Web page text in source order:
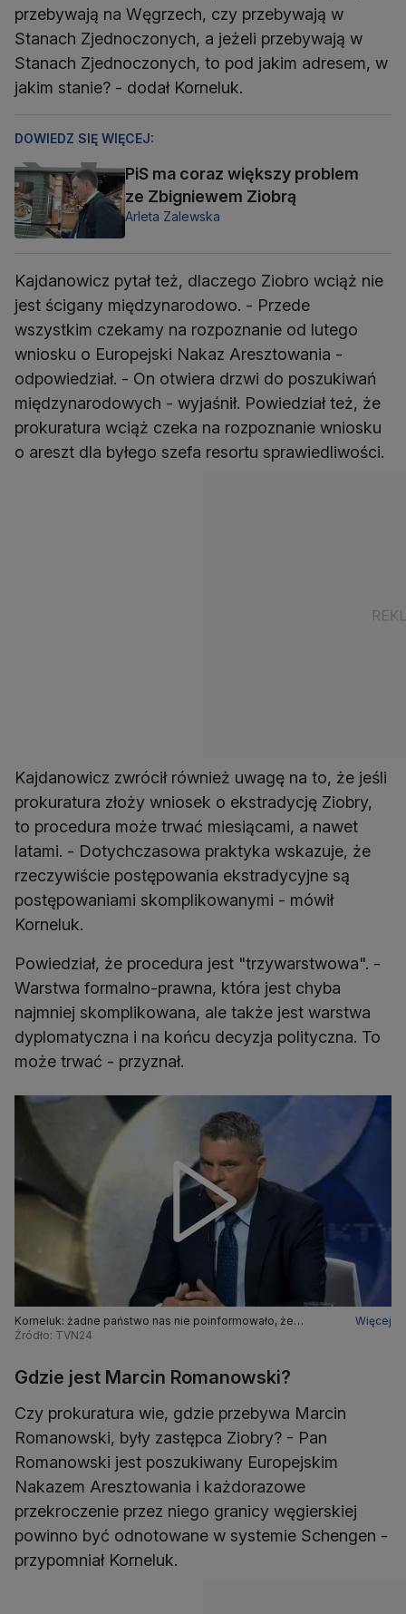
przebywają na Węgrzech, czy przebywają w
Stanach Zjednoczonych, a jeżeli przebywają w
Stanach Zjednoczonych, to pod jakim adresem, w
jakim stanie? - dodał Korneluk.
DOWIEDZ SIĘ WIĘCEJ:
PiS ma coraz większy problem
ze Zbigniewem Ziobrą
Arleta Zalewska
Kajdanowicz pytał też, dlaczego Ziobro wciąż nie
jest ścigany międzynarodowo. - Przede
wszystkim czekamy na rozpoznanie od lutego
wniosku o Europejski Nakaz Aresztowania -
odpowiedział. - On otwiera drzwi do poszukiwań
międzynarodowych - wyjaśnił. Powiedział też, że
prokuratura wciąż czeka na rozpoznanie wniosku
o areszt dla byłego szefa resortu sprawiedliwości.
Kajdanowicz zwrócił również uwagę na to, że jeśli
prokuratura złoży wniosek o ekstradycję Ziobry,
to procedura może trwać miesiącami, a nawet
latami. - Dotychczasowa praktyka wskazuje, że
rzeczywiście postępowania ekstradycyjne są
postępowaniami skomplikowanymi - mówił
Korneluk.
Powiedział, że procedura jest "trzywarstwowa". -
Warstwa formalno-prawna, która jest chyba
najmniej skomplikowana, ale także jest warstwa
dyplomatyczna i na końcu decyzja polityczna. To
może trwać - przyznał.
Korneluk: żadne państwo nas nie poinformowało, że
Romanowski wjechał na jego terytorium
Więcej
Źródło: TVN24
Gdzie jest Marcin Romanowski?
Czy prokuratura wie, gdzie przebywa Marcin
Romanowski, były zastępca Ziobry? - Pan
Romanowski jest poszukiwany Europejskim
Nakazem Aresztowania i każdorazowe
przekroczenie przez niego granicy węgierskiej
powinno być odnotowane w systemie Schengen -
przypomniał Korneluk.